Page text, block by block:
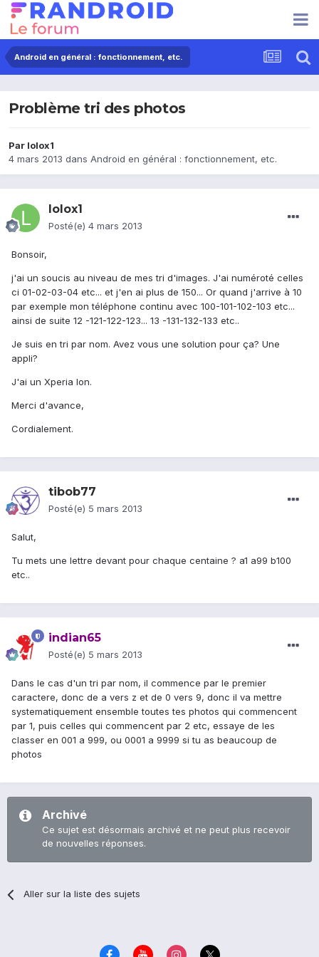
Android en général : fonctionnement, etc.
Problème tri des photos
Par lolox1
4 mars 2013 dans Android en général : fonctionnement, etc.
lolox1
Posté(e) 4 mars 2013
Bonsoir,
j'ai un soucis au niveau de mes tri d'images. J'ai numéroté celles
ci 01-02-03-04 etc... et j'en ai plus de 150... Or quand j'arrive à 10
par exemple mon téléphone continu avec 100-101-102-103 etc...
ainsi de suite 12 -121-122-123... 13 -131-132-133 etc..
Je suis en tri par nom. Avez vous une solution pour ça? Une
appli?
J'ai un Xperia Ion.
Merci d'avance,
Cordialement.
tibob77
Posté(e) 5 mars 2013
Salut,
Tu mets une lettre devant pour chaque centaine ? a1 a99 b100
etc..
indian65
Posté(e) 5 mars 2013
Dans le cas d'un tri par nom, il commence par le premier
caractere, donc de a vers z et de 0 vers 9, donc il va mettre
systematiquement ensemble toutes tes photos qui commencent
par 1, puis celles qui commencent par 2 etc, essaye de les
classer en 001 a 999, ou 0001 a 9999 si tu as beaucoup de
photos
Archivé
Ce sujet est désormais archivé et ne peut plus recevoir
de nouvelles réponses.
Aller sur la liste des sujets